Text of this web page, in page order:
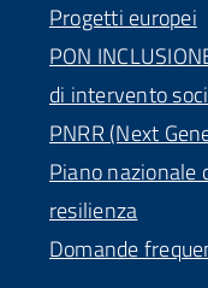
Progetti europei
PON
di intervento
PNRR (Next
Piano nazionale
resilienza
Domande